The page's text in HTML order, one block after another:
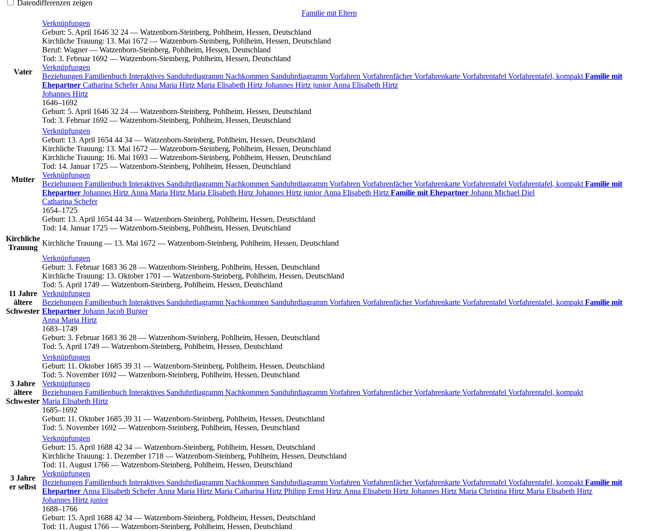
Datendifferenzen zeigen
Familie mit Eltern
Vater
Verknüpfungen
Geburt: 5. April 1646 32 24 — Watzenborn-Steinberg, Pohlheim, Hessen, Deutschland
Kirchliche Trauung: 13. Mai 1672 — Watzenborn-Steinberg, Pohlheim, Hessen, Deutschland
Beruf: Wagner— Watzenborn-Steinberg, Pohlheim, Hessen, Deutschland
Tod: 3. Februar 1692 — Watzenborn-Steinberg, Pohlheim, Hessen, Deutschland
Verknüpfungen
Beziehungen Familienbuch Interaktives Sanduhrdiagramm Nachkommen Sanduhrdiagramm Vorfahren VorfahrenfächerVorfahrenkarte Vorfahrentafel Vorfahrentafel, kompakt Familie mit
Ehepartner Catharina Schefer Anna Maria Hirtz Maria Elisabeth Hirtz Johannes Hirtz junior Anna Elisabeth Hirtz
Johannes Hirtz
1646–1692
Geburt: 5. April 1646 32 24 — Watzenborn-Steinberg, Pohlheim, Hessen, Deutschland
Tod: 3. Februar 1692 — Watzenborn-Steinberg, Pohlheim, Hessen, Deutschland
Mutter
Verknüpfungen
Geburt: 13. April 1654 44 34 — Watzenborn-Steinberg, Pohlheim, Hessen, Deutschland
Kirchliche Trauung: 13. Mai 1672 — Watzenborn-Steinberg, Pohlheim, Hessen, Deutschland
Kirchliche Trauung: 16. Mai 1693 — Watzenborn-Steinberg, Pohlheim, Hessen, Deutschland
Tod: 14. Januar 1725 — Watzenborn-Steinberg, Pohlheim, Hessen, Deutschland
Verknüpfungen
Beziehungen Familienbuch Interaktives Sanduhrdiagramm Nachkommen Sanduhrdiagramm Vorfahren VorfahrenfächerVorfahrenkarte Vorfahrentafel Vorfahrentafel, kompakt Familie mit
Ehepartner Johannes Hirtz Anna Maria Hirtz Maria Elisabeth Hirtz Johannes Hirtz junior Anna Elisabeth Hirtz Familie mit Ehepartner Johann Michael Diel
Catharina Schefer
1654–1725
Geburt: 13. April 1654 44 34 — Watzenborn-Steinberg, Pohlheim, Hessen, Deutschland
Tod: 14. Januar 1725 — Watzenborn-Steinberg, Pohlheim, Hessen, Deutschland
Kirchliche
Trauung
Kirchliche Trauung — 13. Mai 1672 — Watzenborn-Steinberg, Pohlheim, Hessen, Deutschland
11 Jahre
ältere
Schwester
Verknüpfungen
Geburt: 3. Februar 1683 36 28 — Watzenborn-Steinberg, Pohlheim, Hessen, Deutschland
Kirchliche Trauung: 13. Oktober 1701 — Watzenborn-Steinberg, Pohlheim, Hessen, Deutschland
Tod: 5. April 1749 — Watzenborn-Steinberg, Pohlheim, Hessen, Deutschland
Verknüpfungen
Beziehungen Familienbuch Interaktives Sanduhrdiagramm Nachkommen Sanduhrdiagramm Vorfahren VorfahrenfächerVorfahrenkarte Vorfahrentafel Vorfahrentafel, kompakt Familie mit
Ehepartner Johann Jacob Burger
Anna Maria Hirtz
1683–1749
Geburt: 3. Februar 1683 36 28 — Watzenborn-Steinberg, Pohlheim, Hessen, Deutschland
Tod: 5. April 1749 — Watzenborn-Steinberg, Pohlheim, Hessen, Deutschland
3 Jahre
ältere
Schwester
Verknüpfungen
Geburt: 11. Oktober 1685 39 31 — Watzenborn-Steinberg, Pohlheim, Hessen, Deutschland
Tod: 5. November 1692 — Watzenborn-Steinberg, Pohlheim, Hessen, Deutschland
Verknüpfungen
Beziehungen Familienbuch Interaktives Sanduhrdiagramm Nachkommen Sanduhrdiagramm Vorfahren VorfahrenfächerVorfahrenkarte Vorfahrentafel Vorfahrentafel, kompakt
Maria Elisabeth Hirtz
1685–1692
Geburt: 11. Oktober 1685 39 31 — Watzenborn-Steinberg, Pohlheim, Hessen, Deutschland
Tod: 5. November 1692 — Watzenborn-Steinberg, Pohlheim, Hessen, Deutschland
3 Jahre
er selbst
Verknüpfungen
Geburt: 15. April 1688 42 34 — Watzenborn-Steinberg, Pohlheim, Hessen, Deutschland
Kirchliche Trauung: 1. Dezember 1718 — Watzenborn-Steinberg, Pohlheim, Hessen, Deutschland
Tod: 11. August 1766 — Watzenborn-Steinberg, Pohlheim, Hessen, Deutschland
Verknüpfungen
Beziehungen Familienbuch Interaktives Sanduhrdiagramm Nachkommen Sanduhrdiagramm Vorfahren VorfahrenfächerVorfahrenkarte Vorfahrentafel Vorfahrentafel, kompakt Familie mit
Ehepartner Anna Elisabeth Schefer Anna Maria Hirtz Maria Catharina Hirtz Philipp Ernst Hirtz Anna Elisabetn Hirtz Johannes Hirtz Maria Christina Hirtz Maria Elisabeth Hirtz
Johannes Hirtz junior
1688–1766
Geburt: 15. April 1688 42 34 — Watzenborn-Steinberg, Pohlheim, Hessen, Deutschland
Tod: 11. August 1766 — Watzenborn-Steinberg, Pohlheim, Hessen, Deutschland